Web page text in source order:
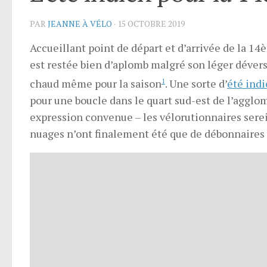
PAR JEANNE À VÉLO · 15 OCTOBRE 2019
Accueillant point de départ et d’arrivée de la
est restée bien d’aplomb malgré son léger
chaud même pour la saison1. Une sorte d’été
pour une boucle dans le quart sud-est de
expression convenue – les vélorutionnaires
nuages n’ont finalement été que de